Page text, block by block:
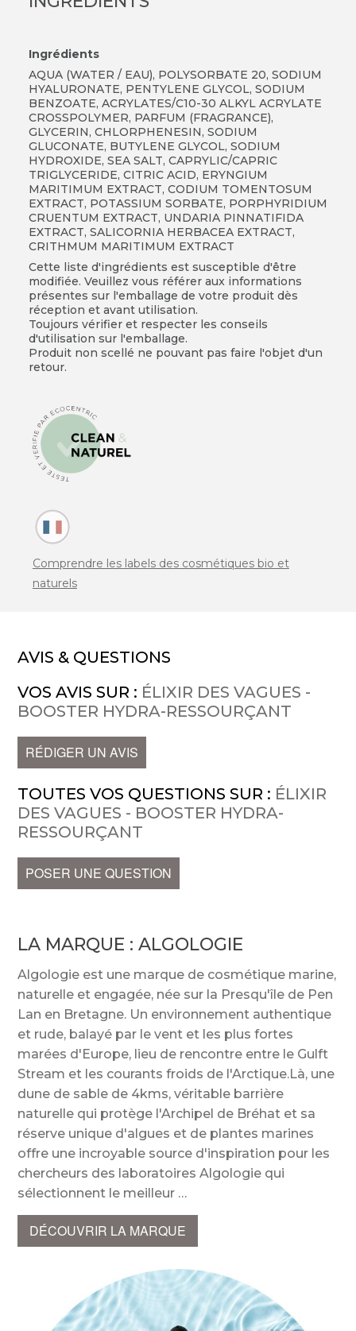
Ingrédients
AQUA (WATER / EAU), POLYSORBATE 20, SODIUM
HYALURONATE, PENTYLENE GLYCOL, SODIUM
BENZOATE, ACRYLATES/C10-30 ALKYL ACRYLATE
CROSSPOLYMER, PARFUM (FRAGRANCE),
GLYCERIN, CHLORPHENESIN, SODIUM
GLUCONATE, BUTYLENE GLYCOL, SODIUM
HYDROXIDE, SEA SALT, CAPRYLIC/CAPRIC
TRIGLYCERIDE, CITRIC ACID, ERYNGIUM
MARITIMUM EXTRACT, CODIUM TOMENTOSUM
EXTRACT, POTASSIUM SORBATE, PORPHYRIDIUM
CRUENTUM EXTRACT, UNDARIA PINNATIFIDA
EXTRACT, SALICORNIA HERBACEA EXTRACT,
CRITHMUM MARITIMUM EXTRACT
Cette liste d'ingrédients est susceptible d'être
modifiée. Veuillez vous référer aux informations
présentes sur l'emballage de votre produit dès
réception et avant utilisation.
Toujours vérifier et respecter les conseils
d'utilisation sur l'emballage.
Produit non scellé ne pouvant pas faire l'objet d'un
retour.
Comprendre les labels des cosmétiques bio et
naturels
AVIS & QUESTIONS
VOS AVIS SUR : ÉLIXIR DES VAGUES -
BOOSTER HYDRA-RESSOURÇANT
RÉDIGER UN AVIS
TOUTES VOS QUESTIONS SUR : ÉLIXIR
DES VAGUES - BOOSTER HYDRA-
RESSOURÇANT
POSER UNE QUESTION
LA MARQUE :ALGOLOGIE
Algologie est une marque de cosmétique marine,
naturelle et engagée, née sur la Presqu'île de Pen
Lan en Bretagne. Un environnement authentique
et rude, balayé par le vent et les plus fortes
marées d'Europe, lieu de rencontre entre le Gulft
Stream et les courants froids de l'Arctique.Là, une
dune de sable de 4kms, véritable barrière
naturelle qui protège l'Archipel de Bréhat et sa
réserve unique d'algues et de plantes marines
offre une incroyable source d'inspiration pour les
chercheurs des laboratoires Algologie qui
sélectionnent le meilleur
DÉCOUVRIR LA MARQUE